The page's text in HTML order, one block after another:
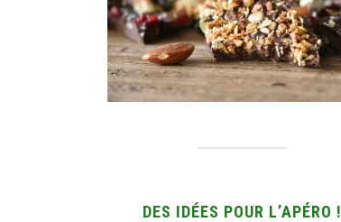
DES IDÉES POUR L’APÉRO !